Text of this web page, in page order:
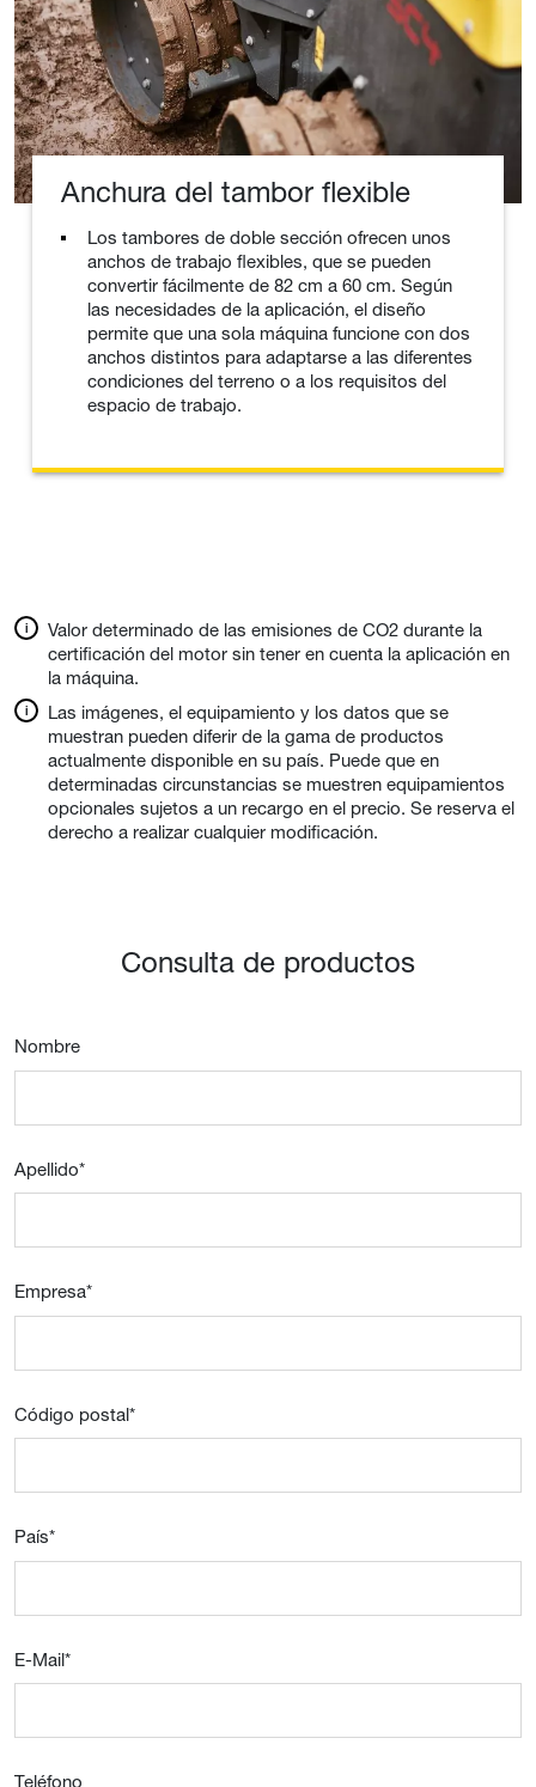
Anchura del tambor flexible
Los tambores de doble sección ofrecen unos
anchos de trabajo flexibles, que se pueden
convertir fácilmente de 82 cm a 60 cm. Según
las necesidades de la aplicación, el diseño
permite que una sola máquina funcione con dos
anchos distintos para adaptarse a las diferentes
condiciones del terreno o a los requisitos del
espacio de trabajo.
Valor determinado de las emisiones de CO2 durante la
certificación del motor sin tener en cuenta la aplicación en
la máquina.
Las imágenes, el equipamiento y los datos que se
muestran pueden diferir de la gama de productos
actualmente disponible en su país. Puede que en
determinadas circunstancias se muestren equipamientos
opcionales sujetos a un recargo en el precio. Se reserva el
derecho a realizar cualquier modificación.
Consulta de productos
Nombre
Apellido*
Empresa*
Código postal*
País*
E-Mail*
Teléfono